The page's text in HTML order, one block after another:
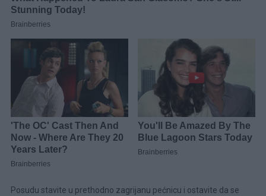
Posudu stavite u prethodno zagrijanu pećnicu i ostavite da se